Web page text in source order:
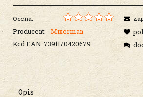
Ocena:
Producent:
Mixerman
Kod EAN: 7391170420679
Opis